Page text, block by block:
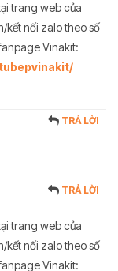
trang web của
kết nối zalo theo số
Vinakit:
TRẢ LỜI
TRẢ LỜI
trang web của
kết nối zalo theo số
Vinakit: